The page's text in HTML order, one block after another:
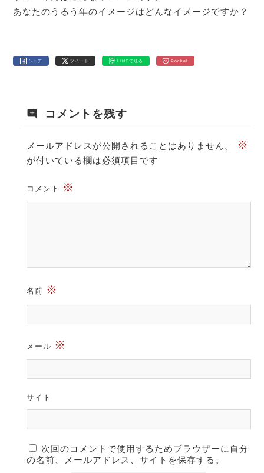
あなたのうるう年のイメージはどんなイメージですか？
シェア ツイート LINEで送る Pocket
コメントを残す
メールアドレスが公開されることはありません。 ※
が付いている欄は必須項目です
コメント ※
名前 ※
メール ※
サイト
次回のコメントで使用するためブラウザーに自分
の名前、メールアドレス、サイトを保存する。